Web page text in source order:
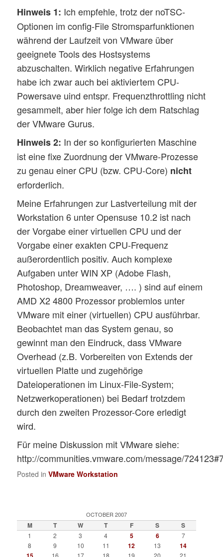
Hinweis 1: Ich empfehle, trotz der noTSC-
Optionen im config-File Stromsparfunktionen
während der Laufzeit von VMware über
geeignete Tools des Hostsystems
abzuschalten. Wirklich negative Erfahrungen
habe ich zwar auch bei aktiviertem CPU-
Powersave uind entspr. Frequenzthrottling nicht
gesammelt, aber hier folge ich dem Ratschlag
der VMware Gurus.
Hinweis 2: In der so konfigurierten Maschine
ist eine fixe Zuordnung der VMware-Prozesse
zu genau einer CPU (bzw. CPU-Core) nicht
erforderlich.
Meine Erfahrungen zur Lastverteilung mit der
Workstation 6 unter Opensuse 10.2 ist nach
der Vorgabe einer virtuellen CPU und der
Vorgabe einer exakten CPU-Frequenz
außerordentlich positiv. Auch komplexe
Aufgaben unter WIN XP (Adobe Flash,
Photoshop, Dreamweaver, …. ) sind auf einem
AMD X2 4800 Prozessor problemlos unter
VMware mit einer (virtuellen) CPU ausführbar.
Beobachtet man das System genau, so
gewinnt man den Eindruck, dass VMware
Overhead (z.B. Vorbereiten von Extends der
virtuellen Platte und zugehörige
Dateioperationen im Linux-File-System;
Netzwerkoperationen) bei Bedarf trotzdem
durch den zweiten Prozessor-Core erledigt
wird.
Für meine Diskussion mit VMware siehe:
http://communities.vmware.com/message/
Posted in VMware Workstation
OCTOBER 2007
M T W T F S S
1 2 3 4 5 6
7
8
9 10 11 12 13
14